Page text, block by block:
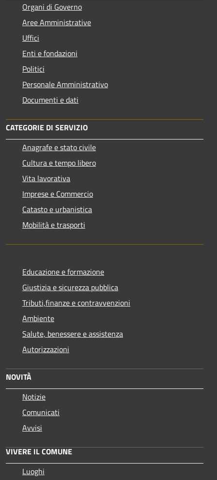
Organi di Governo
Aree Amministrative
Uffici
Enti e fondazioni
Politici
Personale Amministrativo
Documenti e dati
CATEGORIE DI SERVIZIO
Anagrafe e stato civile
Cultura e tempo libero
Vita lavorativa
Imprese e Commercio
Catasto e urbanistica
Mobilità e trasporti
Educazione e formazione
Giustizia e sicurezza pubblica
Tributi,finanze e contravvenzioni
Ambiente
Salute, benessere e assistenza
Autorizzazioni
NOVITÀ
Notizie
Comunicati
Avvisi
VIVERE IL COMUNE
Luoghi